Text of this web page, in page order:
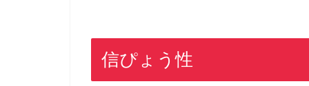
信ぴょう性